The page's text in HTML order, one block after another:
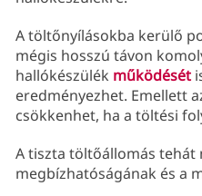
A töltőnyílásokba kerülő
mégis hosszú távon
hallókészülék működését
eredményezhet. Emellett
csökkenhet, ha a töltési
A tiszta töltőállomás tehát
megbízhatóságának és a